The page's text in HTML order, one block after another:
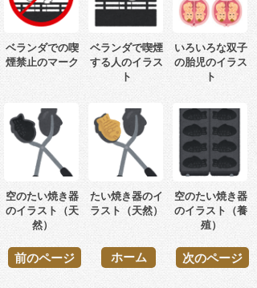
ベランダでの喫
煙禁止のマーク
ベランダで喫煙
する人のイラス
ト
いろいろな双子
の胎児のイラス
ト
空のたい焼き器
のイラスト（天
然）
たい焼き器のイ
ラスト（天然）
空のたい焼き器
のイラスト（養
殖）
前のページ 次のページ
ホーム